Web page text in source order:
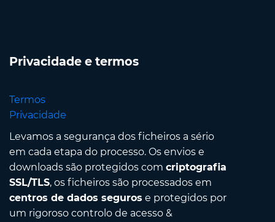
Privacidade e termos
Termos
Privacidade
Levamos a segurança dos ficheiros a sério
em cada etapa do processo. Os envios e
downloads são protegidos com criptografia
SSL/TLS, os ficheiros são processados em
centros de dados seguros e protegidos por
um rigoroso controlo de acesso &